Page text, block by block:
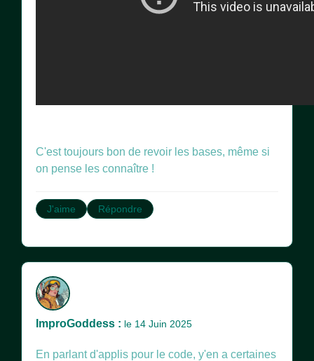
C'est toujours bon de revoir les bases, même si
on pense les connaître !
J'aime Répondre
ImproGoddess : le 14 Juin 2025
En parlant d'applis pour le code, y'en a certaines